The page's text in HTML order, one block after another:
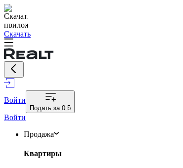
Скачать
Войти
Подать за 0 ƃ
Войти
Продажа
Квартиры